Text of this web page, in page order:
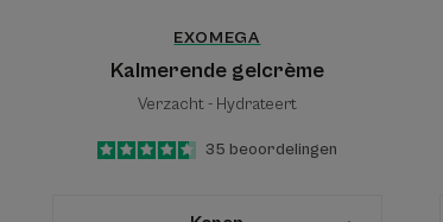
EXOMEGA
Kalmerende gelcrème
Verzacht - Hydrateert
4.6
/
5
35 beoordelingen